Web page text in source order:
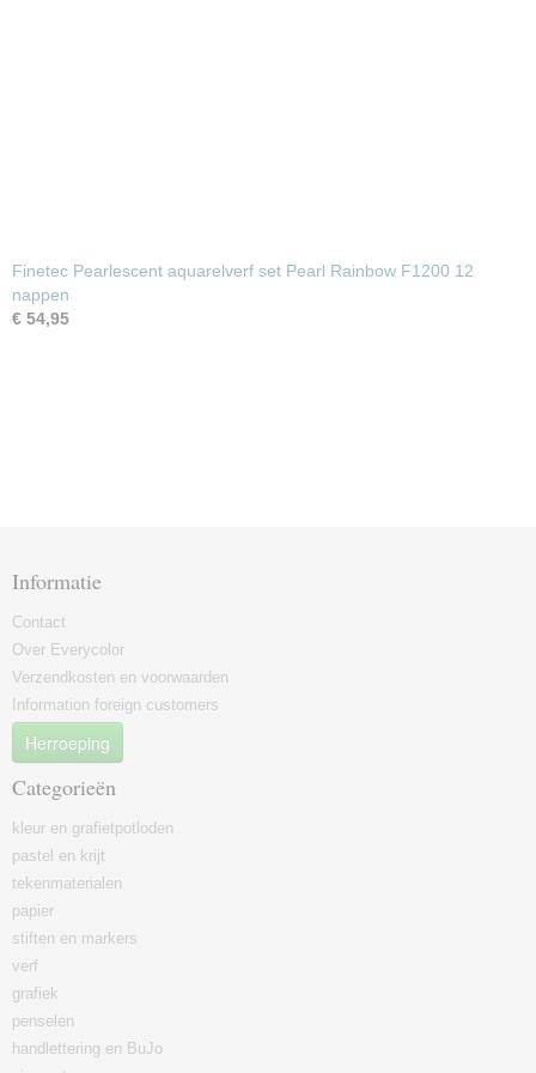
Finetec Pearlescent aquarelverf set Pearl Rainbow F1200 12
nappen
€ 54,95
Informatie
Contact
Over Everycolor
Verzendkosten en voorwaarden
Information foreign customers
Herroeping
Categorieën
kleur en grafietpotloden
pastel en krijt
tekenmaterialen
papier
stiften en markers
verf
grafiek
penselen
handlettering en BuJo